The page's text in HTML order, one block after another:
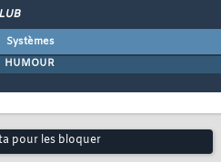
Systèmes
HUMOUR
pour les bloquer